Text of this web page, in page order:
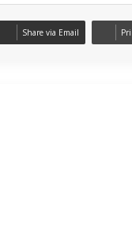
Share via Email